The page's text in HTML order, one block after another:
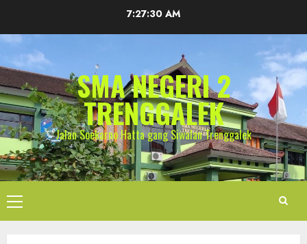
content
7:27:30 AM
SMA NEGERI 2
TRENGGALEK
Jalan Soekarno Hatta gang Siwalan Trenggalek
Primary
Menu